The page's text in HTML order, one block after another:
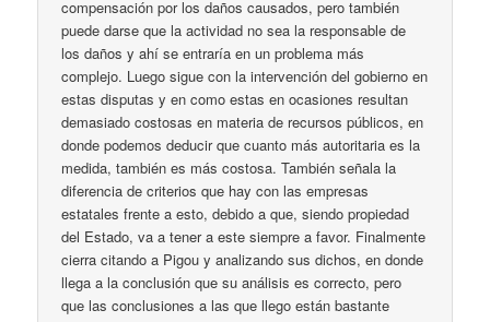
compensación por los daños causados, pero también
puede darse que la actividad no sea la responsable de
los daños y ahí se entraría en un problema más
complejo. Luego sigue con la intervención del gobierno en
estas disputas y en como estas en ocasiones resultan
demasiado costosas en materia de recursos públicos, en
donde podemos deducir que cuanto más autoritaria es la
medida, también es más costosa. También señala la
diferencia de criterios que hay con las empresas
estatales frente a esto, debido a que, siendo propiedad
del Estado, va a tener a este siempre a favor. Finalmente
cierra citando a Pigou y analizando sus dichos, en donde
llega a la conclusión que su análisis es correcto, pero
que las conclusiones a las que llego están bastante